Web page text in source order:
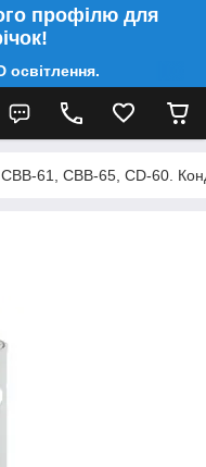
профілю для
освітлення.
61, CBB-65, CD-60.